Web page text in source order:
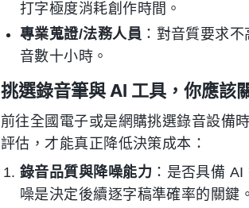
打字極度消耗創作時間。
專業蒐證/法務人員 ：對音質要求
音數十小時。
挑選錄音筆與 AI 工具，你應該
前往全國電子或是網購挑選錄音設備
評估，才能真正降低決策成本：
錄音品質與降噪能力 ：是否具備
噪是決定後續逐字稿準確率的關鍵。